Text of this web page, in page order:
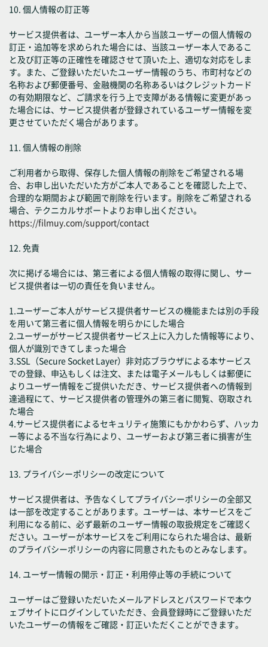
10. 個人情報の訂正等
サービス提供者は、ユーザー本人から当該ユーザーの個人情報の
訂正・追加等を求められた場合には、当該ユーザー本人であるこ
と及び訂正等の正確性を確認させて頂いた上、適切な対応をしま
す。また、ご登録いただいたユーザー情報のうち、市町村などの
名称および郵便番号、金融機関の名称あるいはクレジットカード
の有効期限など、ご請求を行う上で支障がある情報に変更があっ
た場合には、サービス提供者が登録されているユーザー情報を変
更させていただく場合があります。
11. 個人情報の削除
ご利用者から取得、保存した個人情報の削除をご希望される場
合、お申し出いただいた方がご本人であることを確認した上で、
合理的な期間および範囲で削除を行います。削除をご希望される
場合、テクニカルサポートよりお申し出ください。
https://filmuy.com/support/contact
12. 免責
次に掲げる場合には、第三者による個人情報の取得に関し、サー
ビス提供者は一切の責任を負いません。
1.ユーザーご本人がサービス提供者サービスの機能または別の手段
を用いて第三者に個人情報を明らかにした場合
2.ユーザーがサービス提供者サービス上に入力した情報等により、
個人が識別できてしまった場合
3.SSL（Secure Socket Layer）非対応ブラウザによる本サービス
での登録、申込もしくは注文、または電子メールもしくは郵便に
よりユーザー情報をご提供いただき、サービス提供者への情報到
達過程にて、サービス提供者の管理外の第三者に閲覧、窃取され
た場合
4.サービス提供者によるセキュリティ施策にもかかわらず、ハッカ
ー等による不当な行為により、ユーザーおよび第三者に損害が生
じた場合
13. プライバシーポリシーの改定について
サービス提供者は、予告なくしてプライバシーポリシーの全部又
は一部を改定することがあります。ユーザーは、本サービスをご
利用になる前に、必ず最新のユーザー情報の取扱規定をご確認く
ださい。ユーザーが本サービスをご利用になられた場合は、最新
のプライバシーポリシーの内容に同意されたものとみなします。
14. ユーザー情報の開示・訂正・利用停止等の手続について
ユーザーはご登録いただいたメールアドレスとパスワードで本ウ
ェブサイトにログインしていただき、会員登録時にご登録いただ
いたユーザーの情報をご確認・訂正いただくことができます。